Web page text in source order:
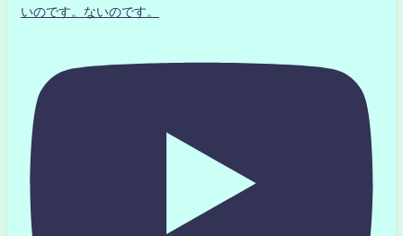
いのです。ないのです。